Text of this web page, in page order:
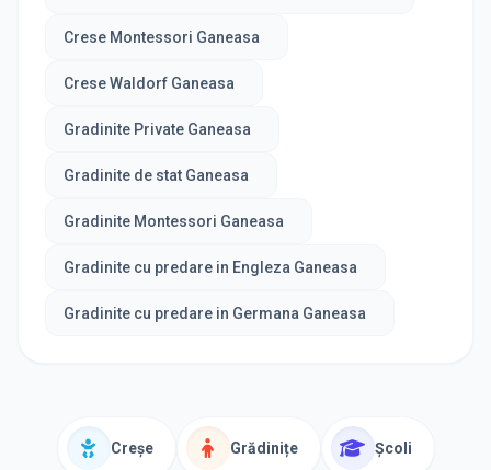
Crese Montessori Ganeasa
Crese Waldorf Ganeasa
Gradinite Private Ganeasa
Gradinite de stat Ganeasa
Gradinite Montessori Ganeasa
Gradinite cu predare in Engleza Ganeasa
Gradinite cu predare in Germana Ganeasa
Creșe Grădinițe Școli